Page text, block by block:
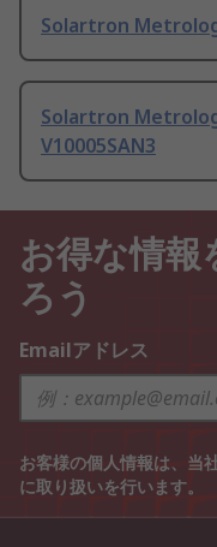
Solartron
Solartron
V10005SAN3
お得な情報
ろう
Emailアドレス
お客様の個人情報は、当
に取り扱いを行います。